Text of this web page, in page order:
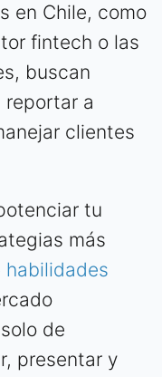
en Chile, como
fintech o las
buscan
reportar a
clientes
tu
más
habilidades
de
presentar y